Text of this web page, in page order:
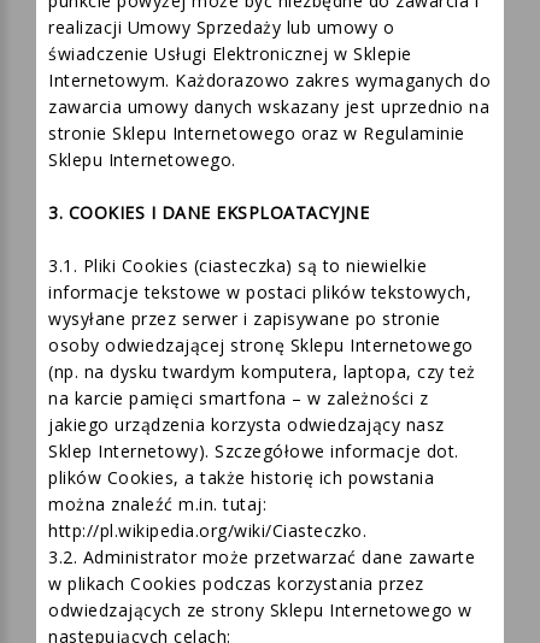
2.5. Podanie danych osobowych, o których mowa w
punkcie powyżej może być niezbędne do zawarcia i
realizacji Umowy Sprzedaży lub umowy o
świadczenie Usługi Elektronicznej w Sklepie
Internetowym. Każdorazowo zakres wymaganych do
zawarcia umowy danych wskazany jest uprzednio na
Sklepu Internetowego.
3. COOKIES I DANE EKSPLOATACYJNE
3.1. Pliki Cookies (ciasteczka) są to niewielkie
informacje tekstowe w postaci plików tekstowych,
wysyłane przez serwer i zapisywane po stronie
osoby odwiedzającej stronę Sklepu Internetowego
(np. na dysku twardym komputera, laptopa, czy też
na karcie pamięci smartfona – w zależności z
jakiego urządzenia korzysta odwiedzający nasz
Sklep Internetowy). Szczegółowe informacje dot.
plików Cookies, a także historię ich powstania
można znaleźć m.in. tutaj:
http://pl.wikipedia.org/wiki/Ciasteczko.
3.2. Administrator może przetwarzać dane zawarte
w plikach Cookies podczas korzystania przez